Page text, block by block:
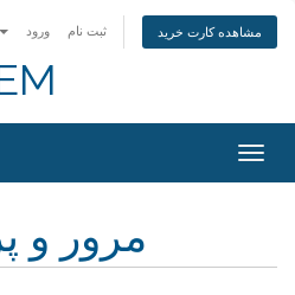
ورود ثبت نام مشاهده کارت خرید
مرور و